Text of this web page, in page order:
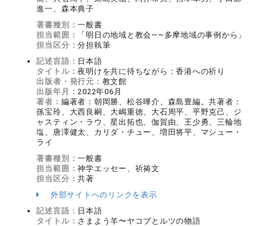
進一、森本典子
著書種別：一般書
担当範囲：
「明日の地域と教会――多摩地域の事例から」
担当区分：分担執筆
記述言語： 日本語
タイトル：夜明けを共に待ちながら：香港への祈り
出版者・発行元： 教文館
出版年月：2022年06月
著者： 編著者：朝岡勝、松谷曄介、森島豊編。共著者：
孫宝玲、大西良嗣、大嶋重徳、大石周平、平野克己、ジ
ャスティン・ラウ、星出拓也、伽賀由、王少勇、三輪地
塩、唐澤健太、カリダ・チュー、増田将平、マシュー・
ライ
著書種別：一般書
担当範囲：神学エッセー、祈祷文
担当区分：共著
外部サイトへのリンクを表示
記述言語： 日本語
タイトル： さまよう羊〜ヤコブとルツの物語